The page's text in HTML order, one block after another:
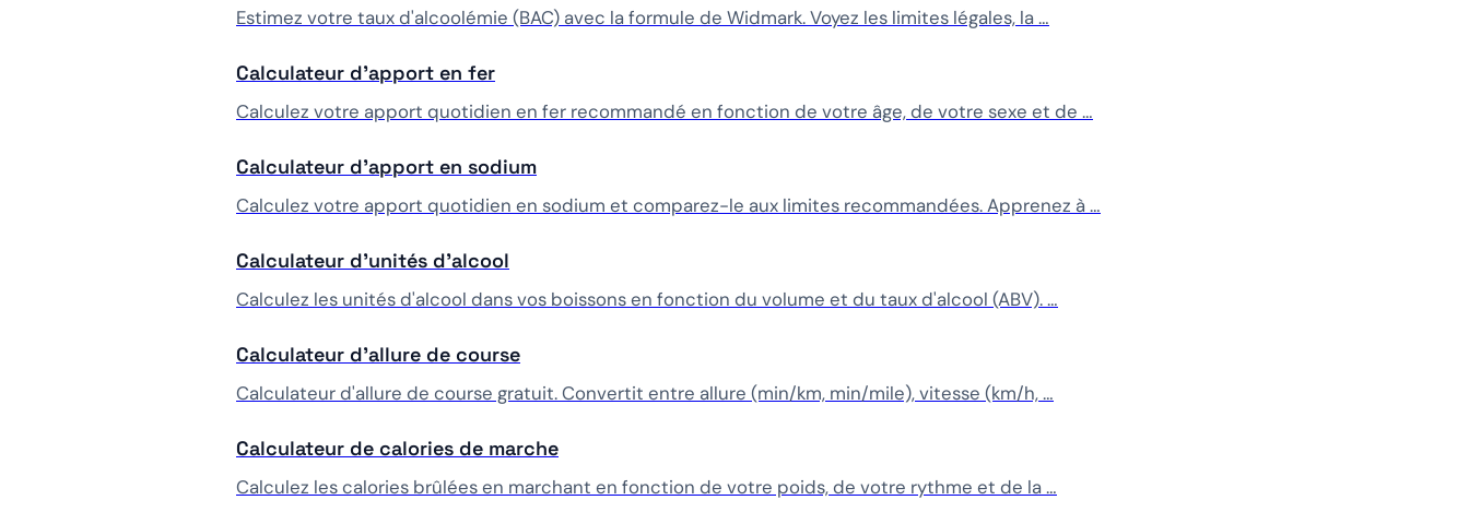
Estimez votre taux d'alcoolémie (BAC) avec la formule de Widmark. Voyez les limites légales, la …
Calculateur d'apport en fer
Calculez votre apport quotidien en fer recommandé en fonction de votre âge, de votre sexe et de …
Calculateur d'apport en sodium
Calculez votre apport quotidien en sodium et comparez-le aux limites recommandées. Apprenez à …
Calculateur d'unités d'alcool
Calculez les unités d'alcool dans vos boissons en fonction du volume et du taux d'alcool (ABV). …
Calculateur d’allure de course
Calculateur d'allure de course gratuit. Convertit entre allure (min/km, min/mile), vitesse (km/h, …
Calculateur de calories de marche
Calculez les calories brûlées en marchant en fonction de votre poids, de votre rythme et de la …